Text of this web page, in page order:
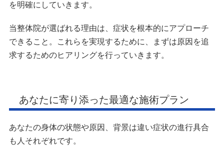
を明確にしていきます。
当整体院が選ばれる理由は、症状を根本的にアプローチ
できること。これらを実現するために、まずは原因を追
求するためのヒアリングを行っていきます。
あなたに寄り添った最適な施術プラン
あなたの身体の状態や原因、背景は違い症状の進行具合
も人それぞれです。